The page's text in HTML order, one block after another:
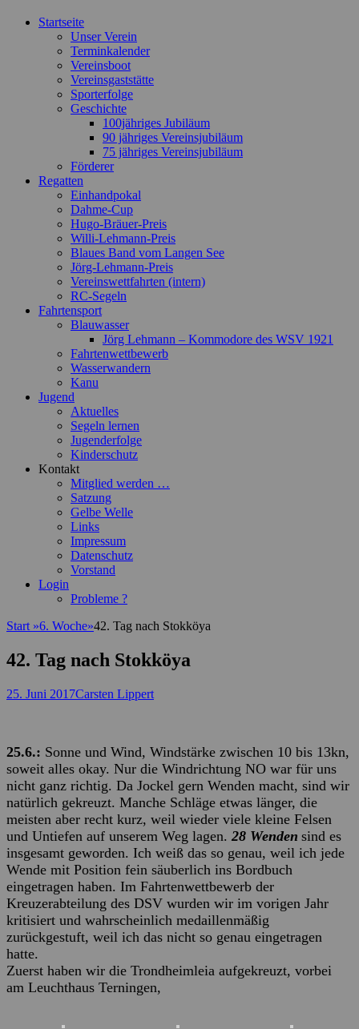
Zum
Startseite
Unser Verein
Terminkalender
Vereinsboot
Vereinsgaststätte
Sporterfolge
Geschichte
100jähriges Jubiläum
90 jähriges Vereinsjubiläum
75 jähriges Vereinsjubiläum
Förderer
Regatten
Einhandpokal
Dahme-Cup
Hugo-Bräuer-Preis
Willi-Lehmann-Preis
Blaues Band vom Langen See
Jörg-Lehmann-Preis
Vereinswettfahrten (intern)
RC-Segeln
Fahrtensport
Blauwasser
Jörg Lehmann – Kommodore des WSV 1921
Fahrtenwettbewerb
Wasserwandern
Kanu
Jugend
Aktuelles
Segeln lernen
Jugenderfolge
Kinderschutz
Kontakt
Mitglied werden …
Satzung
Gelbe Welle
Links
Impressum
Datenschutz
Vorstand
Login
Probleme ?
Start »6. Woche»42. Tag nach Stokköya
42. Tag nach Stokköya
Posted
25. Juni 2017Autor
Carsten Lippert
25.6.: Sonne und Wind, Windstärke zwischen 10 bis 13kn,
soweit alles okay. Nur die Windrichtung NO war für uns
nicht ganz richtig. Da Jockel gern Wenden macht, sind wir
natürlich gekreuzt. Manche Schläge etwas länger, die
meisten aber recht kurz, weil wieder viele kleine Felsen
und Untiefen auf unserem Weg lagen. 28 Wenden sind es
insgesamt geworden. Ich weiß das so genau, weil ich jede
Wende mit Position fein säuberlich ins Bordbuch
eingetragen haben. Im Fahrtenwettbewerb der
Kreuzerabteilung des DSV wurden wir im vorigen Jahr
kritisiert und wahrscheinlich medaillenmäßig
zurückgestuft, weil ich das nicht so genau eingetragen
hatte.
Zuerst haben wir die Trondheimleia aufgekreuzt, vorbei
am Leuchthaus Terningen,